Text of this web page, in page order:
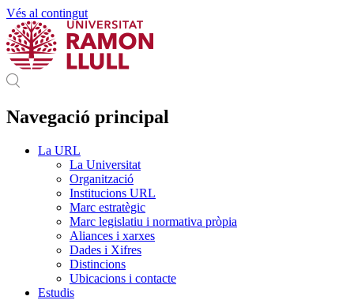
Vés al contingut
Navegació principal
La URL
La Universitat
Organització
Institucions URL
Marc estratègic
Marc legislatiu i normativa pròpia
Aliances i xarxes
Dades i Xifres
Distincions
Ubicacions i contacte
Estudis